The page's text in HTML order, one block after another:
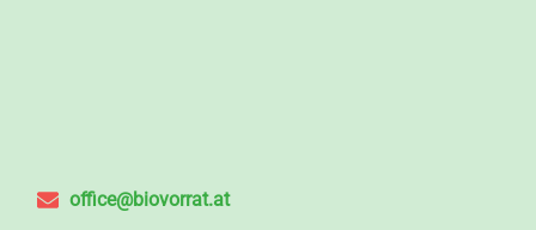
office@biovorrat.at